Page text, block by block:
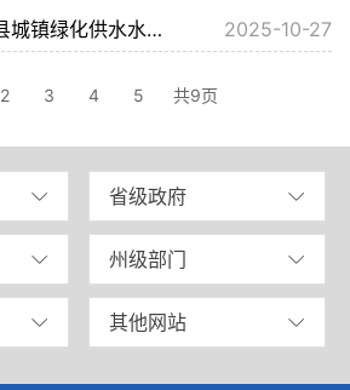
水源置换项目设计流标公告
2025-10-27
2 3 4 5 共9页
省级政府
州级部门
其他网站